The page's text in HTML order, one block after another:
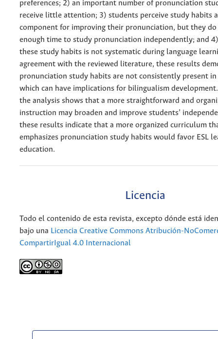
preferences; 2) an important number of pronunciation
receive little attention; 3) students perceive study habits
component for improving their pronunciation, but they
enough time to study pronunciation independently; and
these study habits is not systematic during language
agreement with the reviewed literature, these results
pronunciation study habits are not consistently present
which can have implications for bilingualism
the analysis shows that a more straightforward and
instruction may broaden and improve students’
these results indicate that a more organized curriculum
emphasizes pronunciation study habits would favor ESL
education.
Licencia
Todo el contenido de esta revista, excepto dónde está
bajo una Licencia Creative Commons Atribución-
CompartirIgual 4.0 Internacional